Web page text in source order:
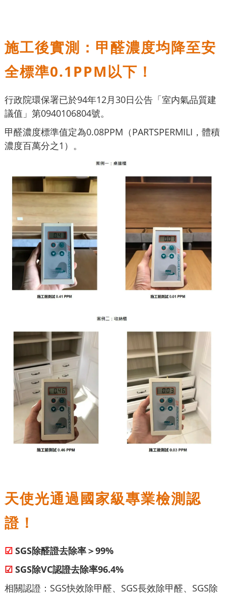
施工後實測：甲醛濃度均降至安
全標準0.1PPM以下！
行政院環保署已於94年12月30日公告「室内氣品質建
議值」第0940106804號。
甲醛濃度標準值定為0.08PPM（PARTSPERMILI，體積
濃度百萬分之1）。
天使光通過國家級專業檢測認
證！
☑ SGS除醛證去除率＞99%
☑ SGS除VC認證去除率96.4%
相關認證：SGS快效除甲醛、SGS長效除甲醛、SGS除